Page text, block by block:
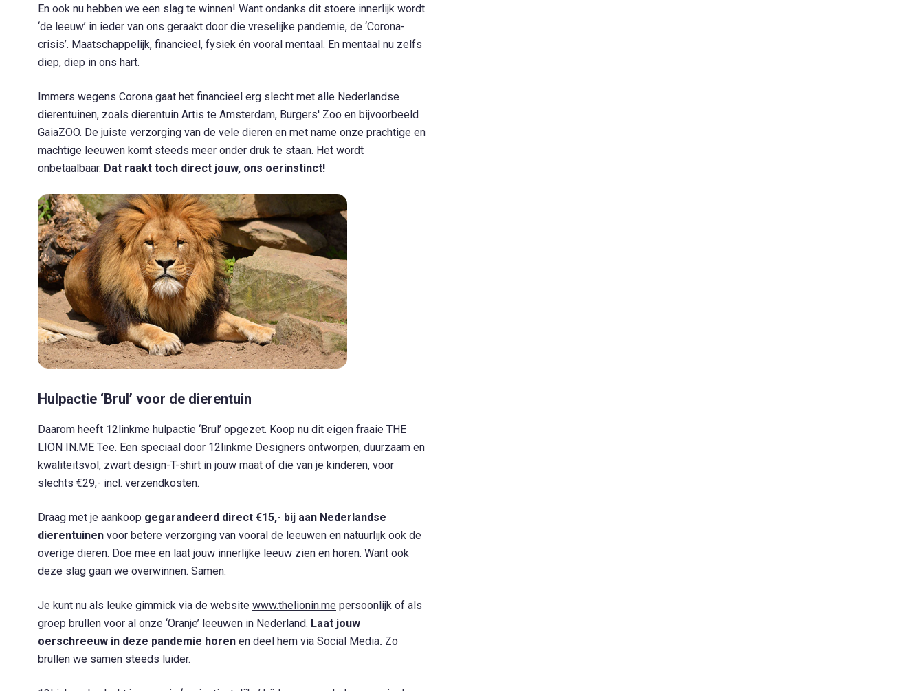
En ook nu hebben we een slag te winnen! Want ondanks dit stoere innerlijk wordt
‘de leeuw’ in ieder van ons geraakt door die vreselijke pandemie, de ‘Corona-
crisis’. Maatschappelijk, financieel, fysiek én vooral mentaal. En mentaal nu zelfs
diep, diep in ons hart.
Immers wegens Corona gaat het financieel erg slecht met alle Nederlandse
dierentuinen, zoals dierentuin Artis te Amsterdam, Burgers' Zoo en bijvoorbeeld
GaiaZOO. De juiste verzorging van de vele dieren en met name onze prachtige en
machtige leeuwen komt steeds meer onder druk te staan. Het wordt
onbetaalbaar. Dat raakt toch direct jouw, ons oerinstinct!
Hulpactie ‘Brul’ voor de dierentuin
Daarom heeft 12linkme hulpactie ‘Brul’ opgezet. Koop nu dit eigen fraaie THE
LION IN.ME Tee. Een speciaal door 12linkme Designers ontworpen, duurzaam en
kwaliteitsvol, zwart design-T-shirt in jouw maat of die van je kinderen, voor
slechts €29,- incl. verzendkosten.
Draag met je aankoop gegarandeerd direct €15,- bij aan Nederlandse
dierentuinen voor betere verzorging van vooral de leeuwen en natuurlijk ook de
overige dieren. Doe mee en laat jouw innerlijke leeuw zien en horen. Want ook
deze slag gaan we overwinnen. Samen.
Je kunt nu als leuke gimmick via de website www.thelionin.me persoonlijk of als
groep brullen voor al onze ‘Oranje’ leeuwen in Nederland. Laat jouw
oerschreeuw in deze pandemie horen en deel hem via Social Media. Zo
brullen we samen steeds luider.